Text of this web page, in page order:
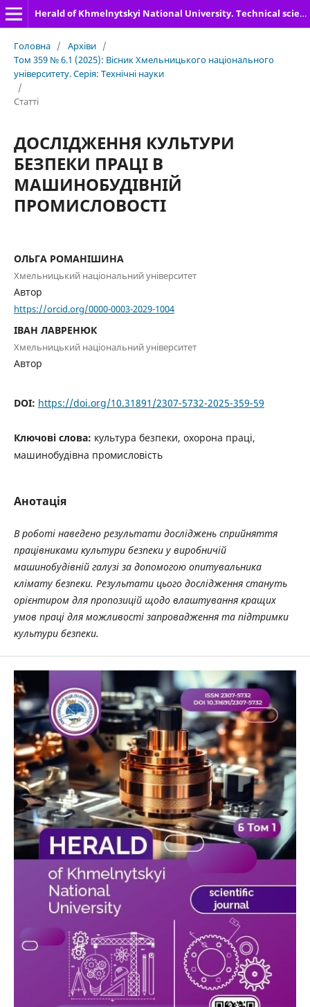
Herald of Khmelnytskyi National University. Technical sciences
Головна / Архіви /
Том 359 № 6.1 (2025): Вісник Хмельницького національного
університету. Серія: Технічні науки
/
Статті
ДОСЛІДЖЕННЯ КУЛЬТУРИ
БЕЗПЕКИ ПРАЦІ В
МАШИНОБУДІВНІЙ
ПРОМИСЛОВОСТІ
ОЛЬГА РОМАНІШИНА
Хмельницький національний університет
Автор
https://orcid.org/0000-0003-2029-1004
ІВАН ЛАВРЕНЮК
Хмельницький національний університет
Автор
DOI: https://doi.org/10.31891/2307-5732-2025-359-59
Ключові слова: культура безпеки, охорона праці,
машинобудівна промисловість
Анотація
В роботі наведено результати досліджень сприйняття
працівниками культури безпеки у виробничій
машинобудівній галузі за допомогою опитувальника
клімату безпеки. Результати цього дослідження стануть
орієнтиром для пропозицій щодо влаштування кращих
умов праці для можливості запровадження та підтримки
культури безпеки.